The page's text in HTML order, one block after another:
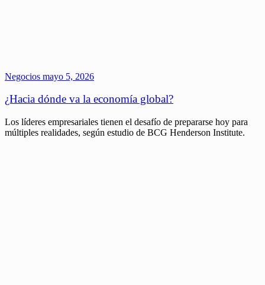
Negocios mayo 5, 2026
¿Hacia dónde va la economía global?
Los líderes empresariales tienen el desafío de prepararse hoy para
múltiples realidades, según estudio de BCG Henderson Institute.